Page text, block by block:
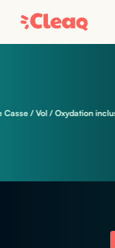
/ Vol / Oxydation incluse